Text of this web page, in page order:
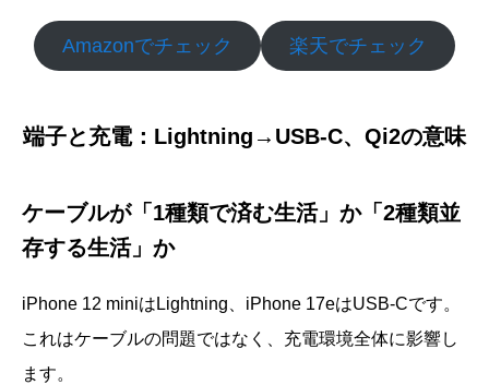
Amazonでチェック 楽天でチェック
端子と充電：Lightning→USB-C、Qi2の意味
ケーブルが「1種類で済む生活」か「2種類並
存する生活」か
iPhone 12 miniはLightning、iPhone 17eはUSB-Cです。
これはケーブルの問題ではなく、充電環境全体に影響し
ます。